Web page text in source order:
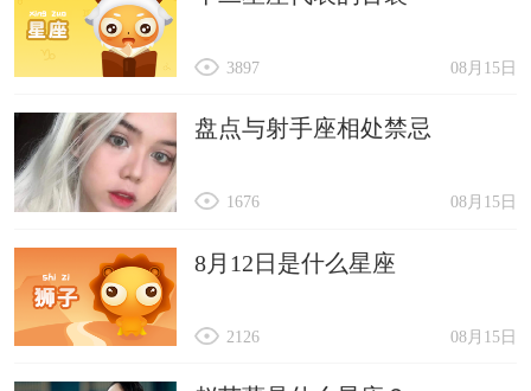
08月15日
3897
盘点与射手座相处禁忌
08月15日
1676
8月12日是什么星座
08月15日
2126